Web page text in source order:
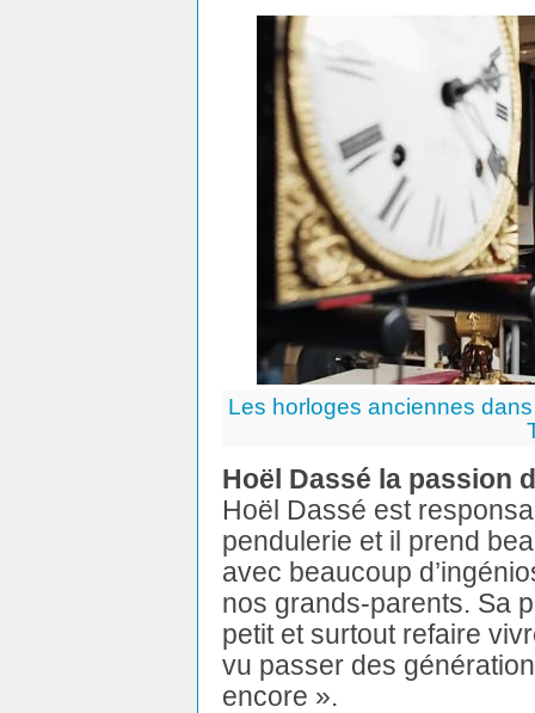
Les horloges anciennes
Hoël Dassé la passion
Hoël Dassé est
pendulerie et il prend
avec beaucoup
nos grands-parents. Sa
petit et surtout refaire
vu passer des
encore ».